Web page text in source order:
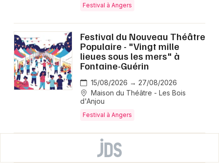
Festival à Angers
Festival du Nouveau Théâtre
Populaire - "Vingt mille
lieues sous les mers" à
Fontaine-Guérin
15/08/2026 → 27/08/2026
Maison du Théâtre - Les Bois
d'Anjou
Festival à Angers